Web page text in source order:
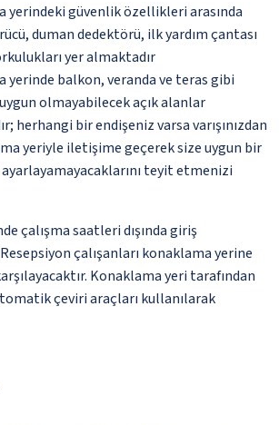
yerindeki güvenlik özellikleri arasında
duman dedektörü, ilk yardım çantası
yer almaktadır
yerinde balkon, veranda ve teras gibi
olmayabilecek açık alanlar
herhangi bir endişeniz varsa varışınızdan
yeriyle iletişime geçerek size uygun bir
ayarlayamayacaklarını teyit etmenizi
çalışma saatleri dışında giriş
çalışanları konaklama yerine
Konaklama yeri tarafından
çeviri araçları kullanılarak